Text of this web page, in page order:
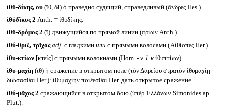
ἰθῠ-δίκης, ου(ῑθ, δῐ) ὁ праведно судящий, справедливый (ἄνδρες Hes.).
ἰθύδῐκος 2 Anth. = ἰθυδίκης.
ἰθῠ-δρόμος 2 (ῑ) движущийся по прямой линии (πρίων Anth.).
ἰθύ-θριξ, τρῐχος adj. с гладкими или с прямыми волосами (Αἰθίοπες Her.).
ἰθυ-κτίων [κτείς] с прямыми волокнами (Hom. -v. l. кἰθυπτίων).
ἰθυ-μαχίη (ῑθ) ἡ сражение в открытом поле (τὸν Δαρείου στρατὸν ἰθυμαχίῃ
διώσασθαι Her.): ἰθυμαχίην ποιέεσθαι Her. дать открытое сражение.
ἰθύ-μᾰχος 2 сражающийся в открытом бою (ὑπὲρ Ἑλλάνων Simonides ap.
Plut.).